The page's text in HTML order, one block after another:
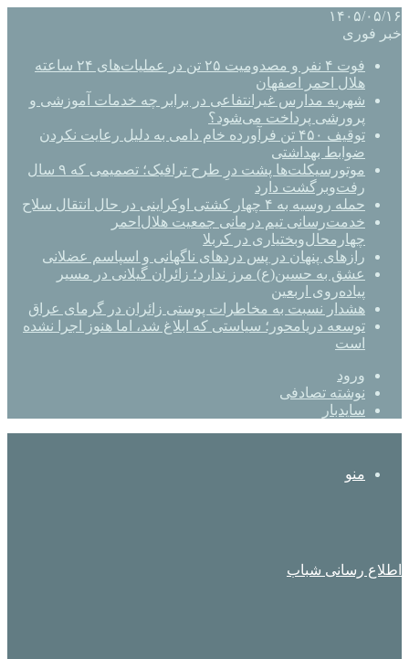
۱۴۰۵/۰۵/۱۶
خبر فوری
فوت ۴ نفر و مصدومیت ۲۵ تن در عملیات‌های ۲۴ ساعته
هلال احمر اصفهان
شهریه مدارس غیرانتفاعی در برابر چه خدمات آموزشی و
پرورشی پرداخت می‌شود؟
توقیف ۴۵۰ تن فرآورده خام دامی به دلیل رعایت نکردن
ضوابط بهداشتی
موتورسیکلت‌ها پشت درِ طرح ترافیک؛ تصمیمی که ۹ سال
رفت‌وبرگشت دارد
حمله روسیه به ۴ چهار کشتی اوکراینی در حال انتقال سلاح
خدمت‌رسانی تیم درمانی جمعیت هلال‌احمر
چهارمحال‌وبختیاری در کربلا
رازهای پنهان در پس دردهای ناگهانی و اسپاسم عضلانی
عشق به حسین(ع) مرز ندارد؛ زائران گیلانی در مسیر
پیاده‌روی اربعین
هشدار نسبت به مخاطرات پوستی زائران در گرمای عراق
توسعه دریامحور؛ سیاستی که ابلاغ شد، اما هنوز اجرا نشده
است
ورود
نوشته تصادفی
سایدبار
منو
اطلاع رسانی شباب